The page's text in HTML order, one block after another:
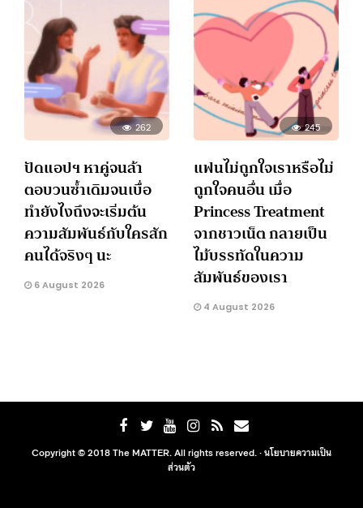
262
ปัดแอปฯ หาคู่จนล้า
ตอบวนซ้ำเดิมจนเบื่อ
ทำยังไงถึงจะเริ่มต้น
ความสัมพันธ์กับใครสัก
คนได้จริงๆ นะ
6 August 2026
245
แฟนไม่ถูกใจเราหรือไม่
ถูกใจคนอื่น เมื่อ
Princess Treatment
จากชาวเน็ต กลายเป็น
ไม้บรรทัดในความ
สัมพันธ์ของเรา
4 August 2026
Copyright © 2018 The MATTER. All rights reserved. ·นโยบายความเป็น
ส่วนตัว